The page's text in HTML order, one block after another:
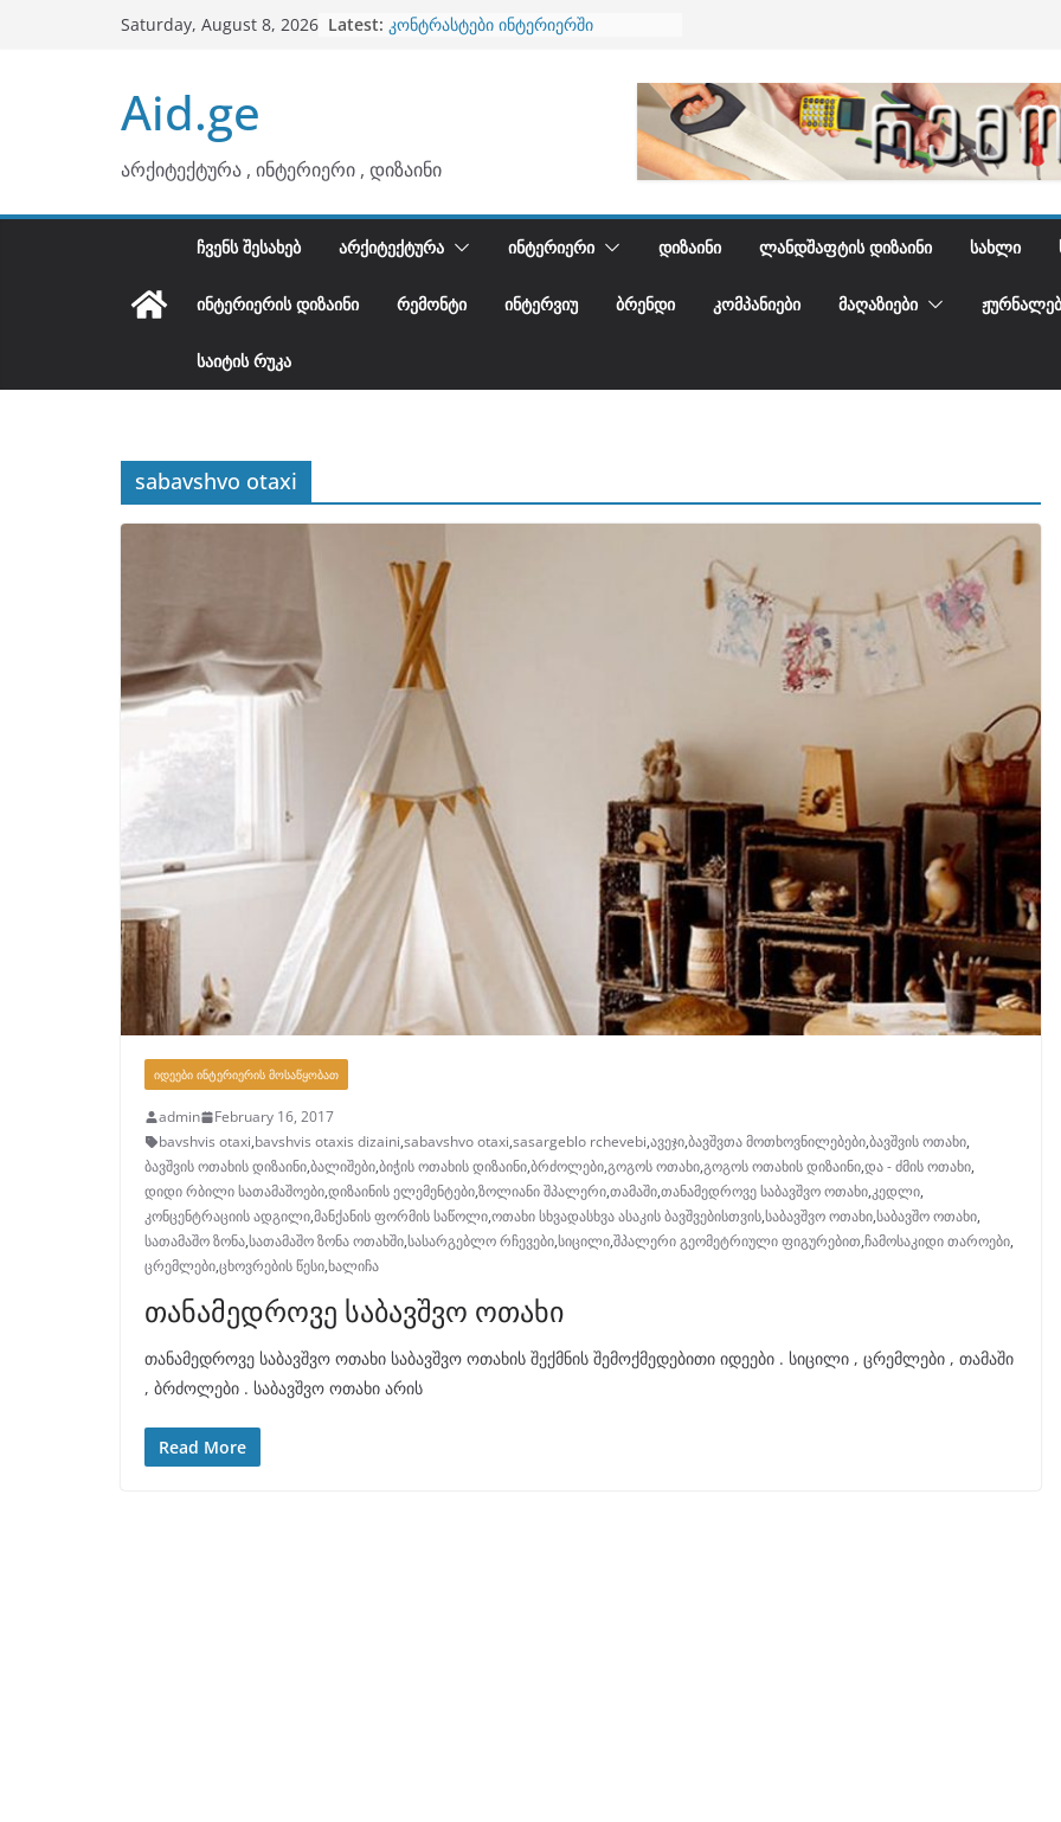
Saturday, August 8, 2026 Latest: კონტრასტები ინტერიერში
Aid.ge
არქიტექტურა , ინტერიერი , დიზაინი
ᲩᲕᲔᲜᲡ ᲨᲔᲡᲐᲮᲔᲑ ᲐᲠᲥᲘᲢᲔᲥᲢᲣᲠᲐ ᲘᲜᲢᲔᲠᲘᲔᲠᲘ ᲓᲘᲖᲐᲘᲜᲘ ᲚᲐᲜᲓᲨᲐᲤᲢᲘᲡ ᲓᲘᲖᲐᲘᲜᲘ ᲡᲐᲮᲚᲘ
ᲘᲜᲢᲔᲠᲘᲔᲠᲘᲡ ᲓᲘᲖᲐᲘᲜᲘ ᲠᲔᲛᲝᲜᲢᲘ ᲘᲜᲢᲔᲠᲕᲘᲣ ᲑᲠᲔᲜᲓᲘ ᲙᲝᲛᲞᲐᲜᲘᲔᲑᲘ ᲛᲐᲦᲐᲖᲘᲔᲑᲘ
ᲡᲐᲘᲢᲘᲡ ᲠᲣᲙᲐ
sabavshvo otaxi
ᲘᲓᲔᲔᲑᲘ ᲘᲜᲢᲔᲠᲘᲔᲠᲘᲡ ᲛᲝᲡᲐᲬᲧᲝᲑᲐᲗ
admin
February 16, 2017
bavshvis otaxi,bavshvis otaxis dizaini,sabavshvo otaxi,sasargeblo rchevebi,ავეჯი,ბავშვთა მოთხოვნილებები,ბავშვის ოთახი,
ბავშვის ოთახის დიზაინი,ბალიშები,ბიჭის ოთახის დიზაინი,ბრძოლები,გოგოს ოთახი,გოგოს ოთახის დიზაინი,და - ძმის ოთახი,
დიდი რბილი სათამაშოები,დიზაინის ელემენტები,ზოლიანი შპალერი,თამაში,თანამედროვე საბავშვო ოთახი,კედლი,
კონცენტრაციის ადგილი,მანქანის ფორმის საწოლი,ოთახი სხვადასხვა ასაკის ბავშვებისთვის,საბავშვო ოთახი,საბავშო ოთახი,
სათამაშო ზონა,სათამაშო ზონა ოთახში,სასარგებლო რჩევები,სიცილი,შპალერი გეომეტრიული ფიგურებით,ჩამოსაკიდი თაროები,
ცრემლები,ცხოვრების წესი,ხალიჩა
თანამედროვე საბავშვო ოთახი
თანამედროვე საბავშვო ოთახი საბავშვო ოთახის შექმნის შემოქმედებითი იდეები . სიცილი , ცრემლები , თამაში
, ბრძოლები . საბავშვო ოთახი არის
Read More